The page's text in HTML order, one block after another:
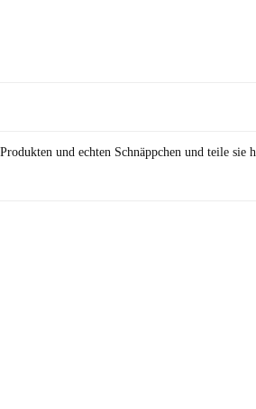
und echten Schnäppchen und teile sie